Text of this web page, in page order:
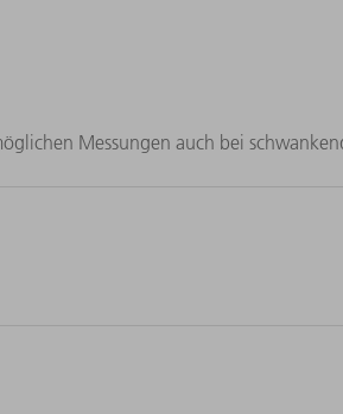
Messungen auch bei